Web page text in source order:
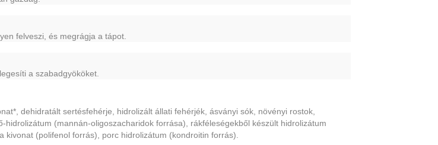
felveszi, és megrágja a tápot.
a szabadgyököket.
dehidratált sertésfehérje, hidrolizált állati fehérjék, ásványi sók, növényi rostok,
(mannán-oligoszacharidok forrása), rákféleségekből készült hidrolizátum
(polifenol forrás), porc hidrolizátum (kondroitin forrás).